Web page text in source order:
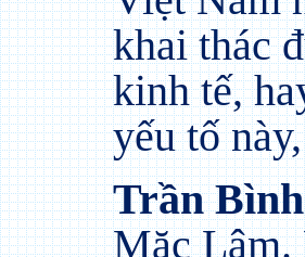
khai thác
kinh tế,
yếu tố
Trần
Mặc Lâm.